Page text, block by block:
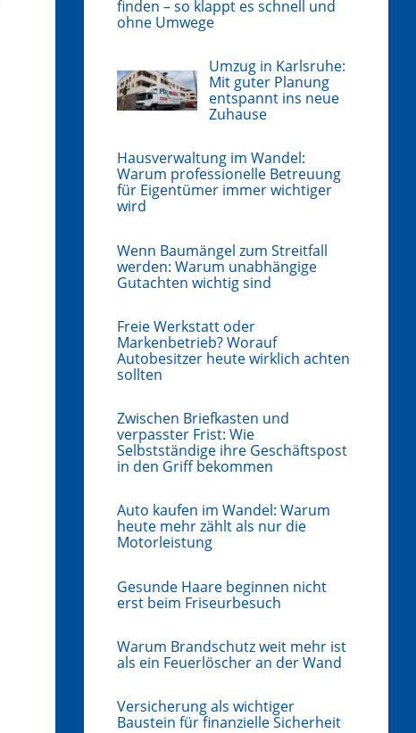
finden – so klappt es schnell und
ohne Umwege
Umzug in Karlsruhe:
Mit guter Planung
entspannt ins neue
Zuhause
Hausverwaltung im Wandel:
Warum professionelle Betreuung
für Eigentümer immer wichtiger
wird
Wenn Baumängel zum Streitfall
werden: Warum unabhängige
Gutachten wichtig sind
Freie Werkstatt oder
Markenbetrieb? Worauf
Autobesitzer heute wirklich achten
sollten
Zwischen Briefkasten und
verpasster Frist: Wie
Selbstständige ihre Geschäftspost
in den Griff bekommen
Auto kaufen im Wandel: Warum
heute mehr zählt als nur die
Motorleistung
Gesunde Haare beginnen nicht
erst beim Friseurbesuch
Warum Brandschutz weit mehr ist
als ein Feuerlöscher an der Wand
Versicherung als wichtiger
Baustein für finanzielle Sicherheit